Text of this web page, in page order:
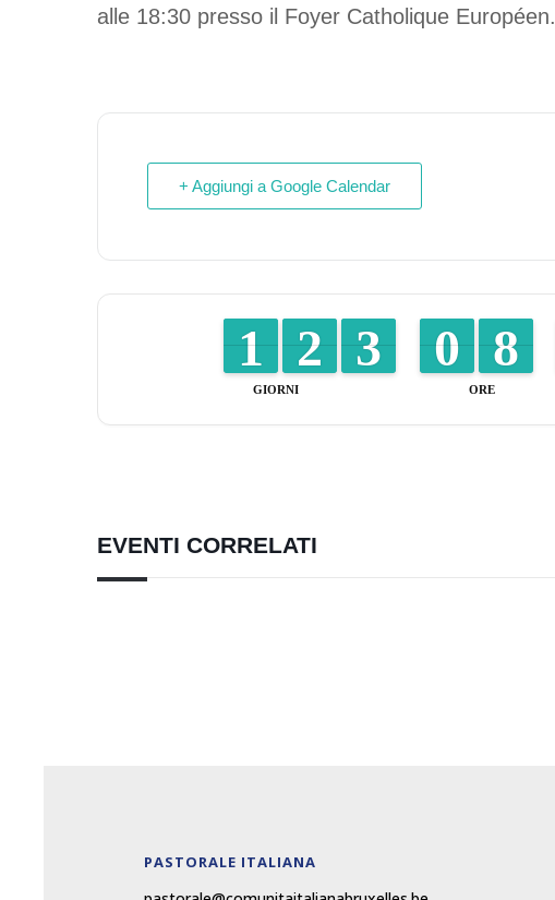
alle 18:30 presso il Foyer Catholique Européen.
+ Aggiungi a Google Calendar
GIORNI
1
1
1
1 1
1
2
2 2
2
3
3
ORE
9
9
0
0 7
7
8
8
EVENTI CORRELATI
PASTORALE ITALIANA